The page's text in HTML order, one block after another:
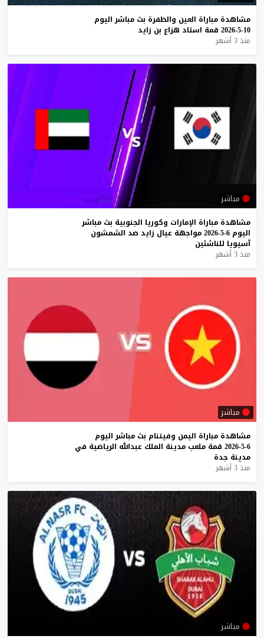
مشاهدة مباراة العين والظفرة بث مباشر اليوم
10-5-2026
قمة استاد هزاع بن زايد
منذ 3 أشهر
مباشر
مشاهدة مباراة الإمارات وكوريا الجنوبية بث مباشر
اليوم 6-5-2026 مواجهة عيال زايد ضد الشمشون
آسيويا للناشئين
منذ 3 أشهر
مباشر
مشاهدة مباراة اليمن وفيتنام بث مباشر اليوم
6-5-2026
قمة ملعب مدينة الملك عبدالله الرياضية في
مدينة جدة
منذ 3 أشهر
مباشر